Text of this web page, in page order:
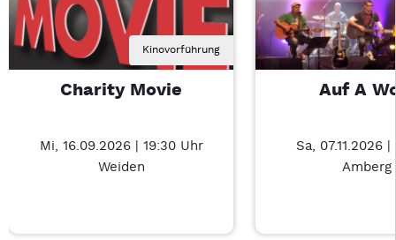
Kinovorführung
Charity Movie
Mi, 16.09.2026 | 19:30 Uhr
Weiden
Auf A
Sa, 07.11.2026
Amberg